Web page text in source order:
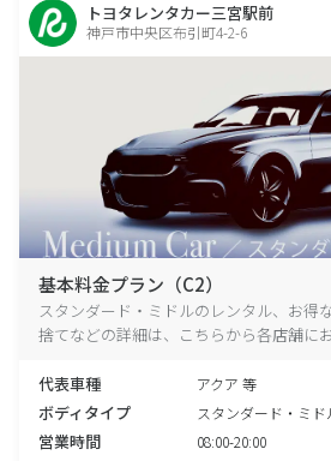
トヨタレンタカー三宮駅前
神戸市中央区布引町4-2-6
基本料金プラン（C2）
スタンダード・ミドルのレンタル、お得
捨てなどの詳細は、こちらから各店舗に
代表車種 アクア 等
ボディタイプ スタンダード・ミド
営業時間 08:00-20:00